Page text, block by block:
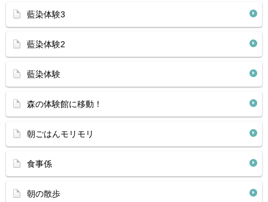
藍染体験3
藍染体験2
藍染体験
森の体験館に移動！
朝ごはんモリモリ
食事係
朝の散歩